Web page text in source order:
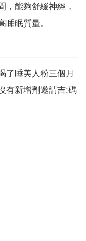
，能夠舒緩神經，
睡眠質量。
了睡美人粉三個月
有新增劑邀請吉:碼